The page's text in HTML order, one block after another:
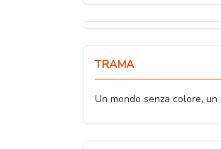
TRAMA
Un mondo senza colore,